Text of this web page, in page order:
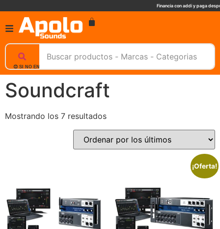
Financia con addi y paga
😊 SI NO ENCUENTRAS UN PRODUCTO, NOSOTROS TE AYUDAMOS, ESCRIBENOS. 📲
Soundcraft
Mostrando los 7 resultados
¡Oferta!